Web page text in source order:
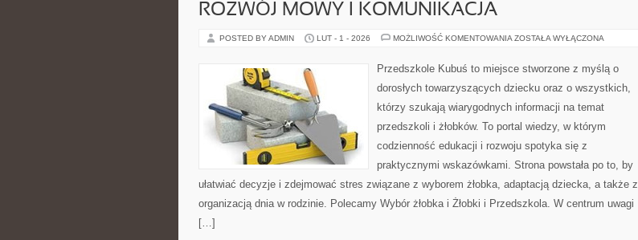
ROZWÓJ MOWY I KOMUNIKACJA
POSTED BY ADMIN LUT - 1 - 2026 MOŻLIWOŚĆ KOMENTOWANIA ROZWÓJ
KOMUNIKACJA
ZOSTAŁA WYŁĄCZONA
Przedszkole Kubuś to miejsce stworzone z myślą o
dorosłych towarzyszących dziecku oraz o wszystkich,
którzy szukają wiarygodnych informacji na temat
przedszkoli i żłobków. To portal wiedzy, w którym
codzienność edukacji i rozwoju spotyka się z
praktycznymi wskazówkami. Strona powstała po to, by
ułatwiać decyzje i zdejmować stres związane z wyborem żłobka, adaptacją dziecka, a także z
organizacją dnia w rodzinie. Polecamy Wybór żłobka i Żłobki i Przedszkola. W centrum uwagi
[…]